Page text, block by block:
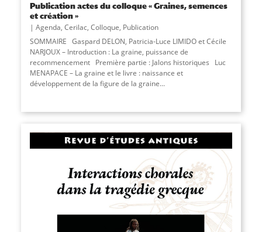
Publication actes du colloque « Graines, semences
et création »
Agenda, Cerilac, Colloque, Publication
SOMMAIRE Gaspard DELON, Patricia-Luce LIMIDO et Cécile
NARJOUX – Introduction : La graine, puissance de
recommencement Première partie : Jalons historiques Luc
MENAPACE – La graine et le livre : naissance et
développement de la figure de la graine...